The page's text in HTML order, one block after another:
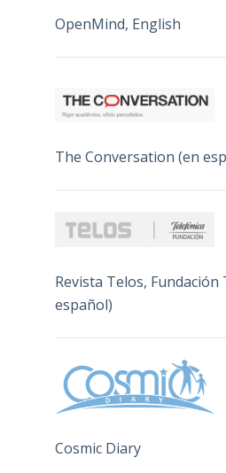
OpenMind, English
The Conversation (en
Revista Telos, Fundación
español)
Cosmic Diary